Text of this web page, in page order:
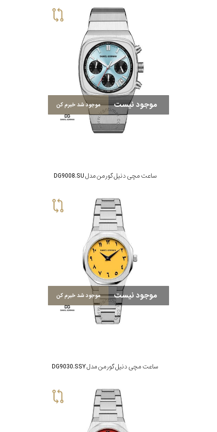
موجود نیست موجود شد خبرم کن
ساعت مچی دنیل گورمن مدل DG9008.SU
موجود نیست موجود شد خبرم کن
ساعت مچی دنیل گورمن مدل DG9030.SSY